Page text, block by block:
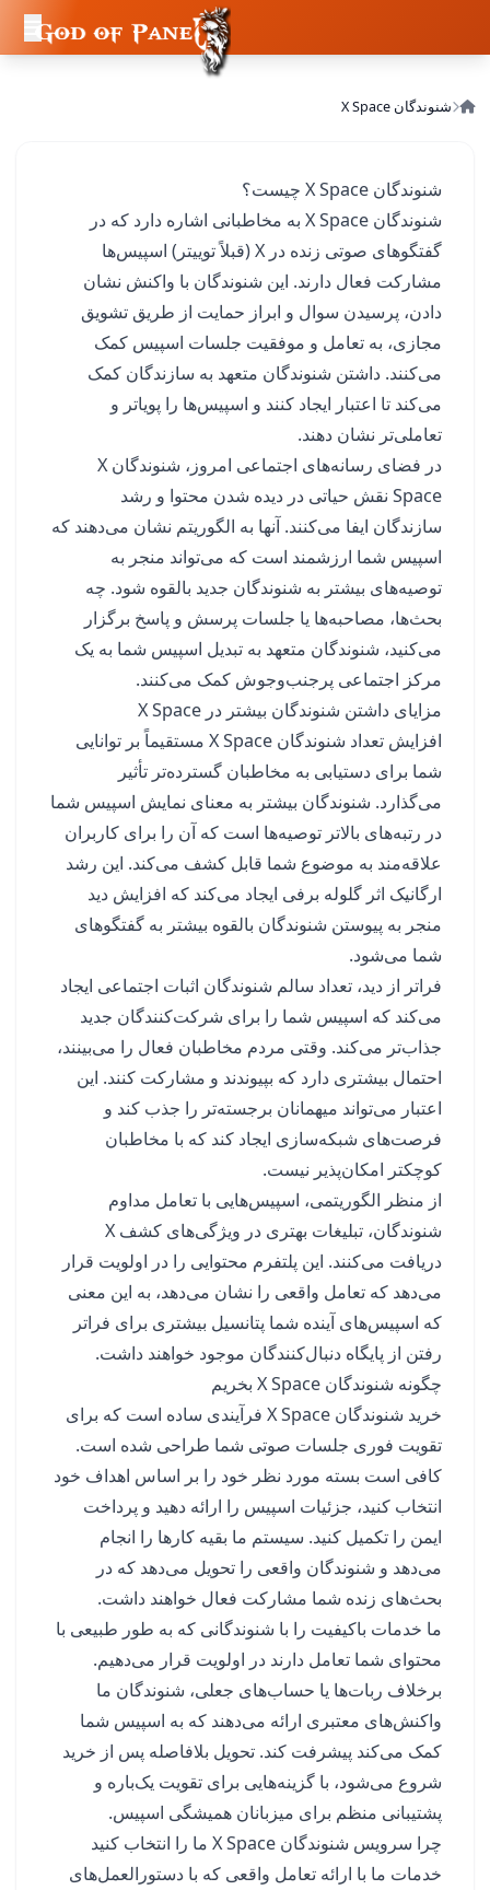
شنوندگان X Space
شنوندگان X Space چیست؟
شنوندگان X Space به مخاطبانی اشاره دارد که در
گفتگوهای صوتی زنده در X (قبلاً توییتر) اسپیس‌ها
مشارکت فعال دارند. این شنوندگان با واکنش نشان
دادن، پرسیدن سوال و ابراز حمایت از طریق تشویق
مجازی، به تعامل و موفقیت جلسات اسپیس کمک
می‌کنند. داشتن شنوندگان متعهد به سازندگان کمک
می‌کند تا اعتبار ایجاد کنند و اسپیس‌ها را پویاتر و
تعاملی‌تر نشان دهند.
در فضای رسانه‌های اجتماعی امروز، شنوندگان X
Space نقش حیاتی در دیده شدن محتوا و رشد
سازندگان ایفا می‌کنند. آنها به الگوریتم نشان می‌دهند که
اسپیس شما ارزشمند است که می‌تواند منجر به
توصیه‌های بیشتر به شنوندگان جدید بالقوه شود. چه
بحث‌ها، مصاحبه‌ها یا جلسات پرسش و پاسخ برگزار
می‌کنید، شنوندگان متعهد به تبدیل اسپیس شما به یک
مرکز اجتماعی پرجنب‌وجوش کمک می‌کنند.
مزایای داشتن شنوندگان بیشتر در X Space
افزایش تعداد شنوندگان X Space مستقیماً بر توانایی
شما برای دستیابی به مخاطبان گسترده‌تر تأثیر
می‌گذارد. شنوندگان بیشتر به معنای نمایش اسپیس شما
در رتبه‌های بالاتر توصیه‌ها است که آن را برای کاربران
علاقه‌مند به موضوع شما قابل کشف می‌کند. این رشد
ارگانیک اثر گلوله برفی ایجاد می‌کند که افزایش دید
منجر به پیوستن شنوندگان بالقوه بیشتر به گفتگوهای
شما می‌شود.
فراتر از دید، تعداد سالم شنوندگان اثبات اجتماعی ایجاد
می‌کند که اسپیس شما را برای شرکت‌کنندگان جدید
جذاب‌تر می‌کند. وقتی مردم مخاطبان فعال را می‌بینند،
احتمال بیشتری دارد که بپیوندند و مشارکت کنند. این
اعتبار می‌تواند میهمانان برجسته‌تر را جذب کند و
فرصت‌های شبکه‌سازی ایجاد کند که با مخاطبان
کوچکتر امکان‌پذیر نیست.
از منظر الگوریتمی، اسپیس‌هایی با تعامل مداوم
شنوندگان، تبلیغات بهتری در ویژگی‌های کشف X
دریافت می‌کنند. این پلتفرم محتوایی را در اولویت قرار
می‌دهد که تعامل واقعی را نشان می‌دهد، به این معنی
که اسپیس‌های آینده شما پتانسیل بیشتری برای فراتر
رفتن از پایگاه دنبال‌کنندگان موجود خواهند داشت.
چگونه شنوندگان X Space بخریم
خرید شنوندگان X Space فرآیندی ساده است که برای
تقویت فوری جلسات صوتی شما طراحی شده است.
کافی است بسته مورد نظر خود را بر اساس اهداف خود
انتخاب کنید، جزئیات اسپیس را ارائه دهید و پرداخت
ایمن را تکمیل کنید. سیستم ما بقیه کارها را انجام
می‌دهد و شنوندگان واقعی را تحویل می‌دهد که در
بحث‌های زنده شما مشارکت فعال خواهند داشت.
ما خدمات باکیفیت را با شنوندگانی که به طور طبیعی با
محتوای شما تعامل دارند در اولویت قرار می‌دهیم.
برخلاف ربات‌ها یا حساب‌های جعلی، شنوندگان ما
واکنش‌های معتبری ارائه می‌دهند که به اسپیس شما
کمک می‌کند پیشرفت کند. تحویل بلافاصله پس از خرید
شروع می‌شود، با گزینه‌هایی برای تقویت یک‌باره و
پشتیبانی منظم برای میزبانان همیشگی اسپیس.
چرا سرویس شنوندگان X Space ما را انتخاب کنید
خدمات ما با ارائه تعامل واقعی که با دستورالعمل‌های